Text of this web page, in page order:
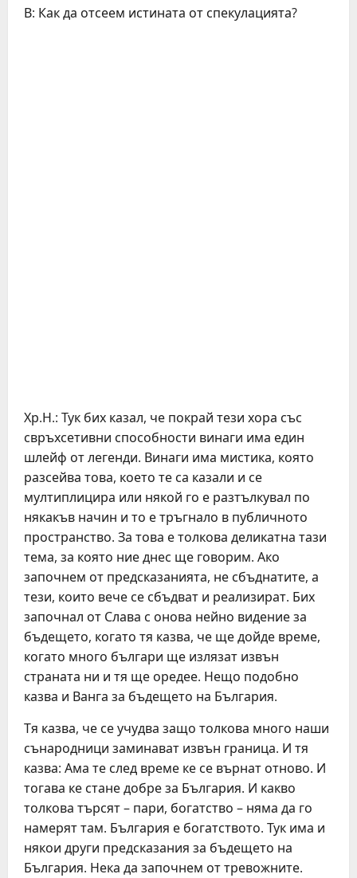
В: Как да отсеем истината от спекулацията?
Хр.Н.: Тук бих казал, че покрай тези хора със
свръхсетивни способности винаги има един
шлейф от легенди. Винаги има мистика, която
разсейва това, което те са казали и се
мултиплицира или някой го е разтълкувал по
някакъв начин и то е тръгнало в публичното
пространство. За това е толкова деликатна тази
тема, за която ние днес ще говорим. Ако
започнем от предсказанията, не сбъднатите, а
тези, които вече се сбъдват и реализират. Бих
започнал от Слава с онова нейно видение за
бъдещето, когато тя казва, че ще дойде време,
когато много българи ще излязат извън
страната ни и тя ще оредее. Нещо подобно
казва и Ванга за бъдещето на България.
Тя казва, че се учудва защо толкова много наши
сънародници заминават извън граница. И тя
казва: Ама те след време ке се върнат отново. И
тогава ке стане добре за България. И какво
толкова търсят – пари, богатство – няма да го
намерят там. България е богатството. Тук има и
някои други предсказания за бъдещето на
България. Нека да започнем от тревожните.